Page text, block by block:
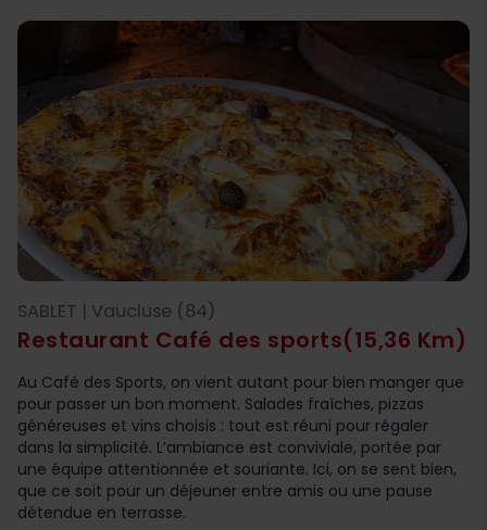
Restaurant Café des sports(15,36 Km)
favorite_border
SABLET | Vaucluse (84)
Au Café des Sports, on vient autant pour bien manger que
pour passer un bon moment. Salades fraîches, pizzas
généreuses et vins choisis : tout est réuni pour régaler
dans la simplicité. L’ambiance est conviviale, portée par
une équipe attentionnée et souriante. Ici, on se sent bien,
que ce soit pour un déjeuner entre amis ou une pause
détendue en terrasse.